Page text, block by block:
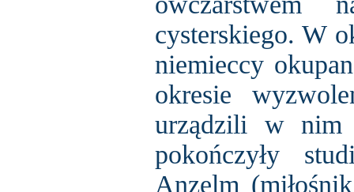
cysterskiego. W
niemieccy
okresie
urządzili w nim
pokończyły
Anzelm